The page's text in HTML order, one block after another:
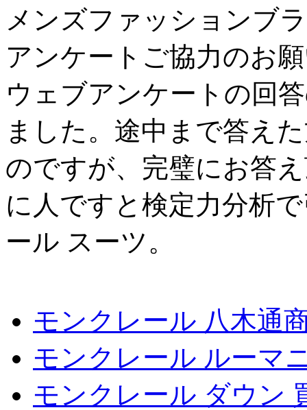
メンズファッションブ
アンケートご協力のお
ウェブアンケートの回
ました。途中まで答え
のですが、完璧にお答
に人ですと検定力分析
ール スーツ。
モンクレール 八木通
モンクレール ルーマ
モンクレール ダウン